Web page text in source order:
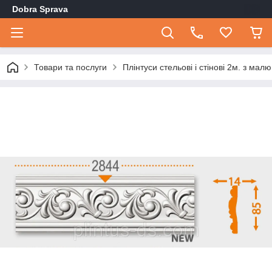
Dobra Sprava
Товари та послуги Плінтуси стельові і стінові 2м. з